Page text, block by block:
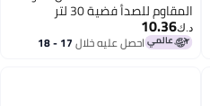
المقاوم للصدأ فضية 30 لتر
د.ك‏10.36
احصل عليه خلال 17 - 18